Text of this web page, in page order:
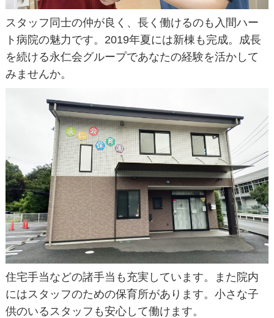
スタッフ同士の仲が良く、長く働けるのも入間ハー
ト病院の魅力です。2019年夏には新棟も完成。成長
を続ける永仁会グループであなたの経験を活かして
みませんか。
住宅手当などの諸手当も充実しています。また院内
にはスタッフのための保育所があります。小さな子
供のいるスタッフも安心して働けます。